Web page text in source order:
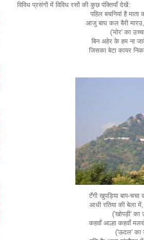
विविध प्रसंगों में विविध रसों की कुछ पंक्तियाँ देखें:
पहिल बचनियां है माता
आजु बाघ कल बैरी मारउ,
('मोर' का
बिन अहेर के हम ना
जिसका बेटा कायर
टँगी खुपड़िया बाप-चचा
आधी रतिया की बेला में,
('खोपड़ी' का
कहवाँ आल्हा कहवाँ
('ऊदल' का